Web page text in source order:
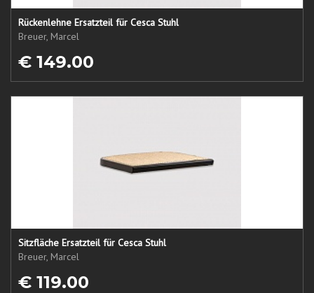
Rückenlehne Ersatzteil für Cesca Stuhl
Breuer, Marcel
€ 149.00
Sitzfläche Ersatzteil für Cesca Stuhl
Breuer, Marcel
€ 119.00